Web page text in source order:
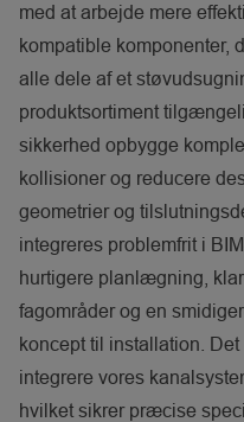
med at arbejde mere
kompatible komponenter,
alle dele af et
produktsortiment
sikkerhed opbygge
kollisioner og reducere
geometrier og
integreres problemfrit i
hurtigere planlægning,
fagområder og en
koncept til installation.
integrere vores
hvilket sikrer præcise